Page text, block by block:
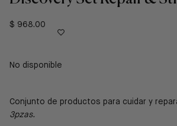
$ 968.00
No disponible
Conjunto de productos para cuidar y
3pzas.